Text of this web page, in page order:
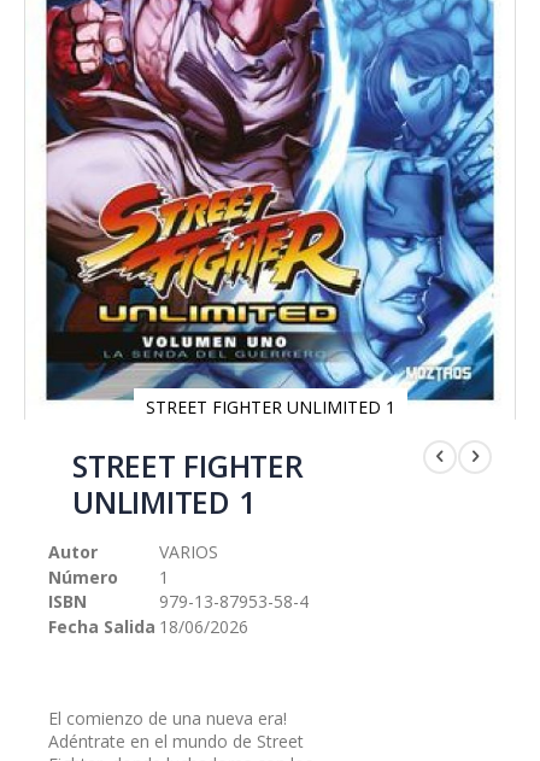
STREET FIGHTER UNLIMITED 1
comienzo
galería
imágenes
STREET FIGHTER
UNLIMITED 1
Autor
VARIOS
Número
1
ISBN
979-13-87953-58-4
Fecha Salida 18/06/2026
El comienzo de una nueva era!
Adéntrate en el mundo de Street